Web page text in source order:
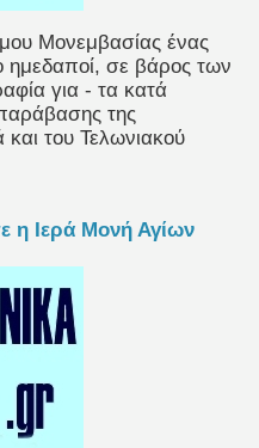
Μονεμβασίας ένας
ημεδαποί, σε βάρος των
για - τα κατά
της
και του Τελωνιακού
η Ιερά Μονή Αγίων